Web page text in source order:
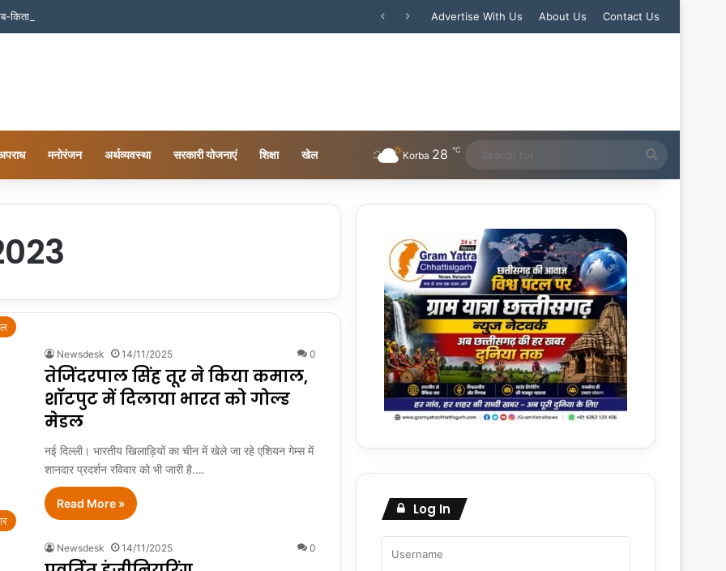
किताब पर ₹51 करोड़ का सवाल! Advertise With Us About Us Contact Us
मनोरंजन अर्थव्यवस्था सरकारी योजनाएं शिक्षा खेल Korba 28 ℃
for
Newsdesk 14/11/2025 0
तेजिंदरपाल सिंह तूर ने किया कमाल,
शॉटपुट में दिलाया भारत को गोल्ड
मेडल
नई दिल्ली। भारतीय खिलाड़ियों का चीन में खेले जा रहे एशियन गेम्स में
शानदार प्रदर्शन रविवार को भी जारी है.…
Read More »
Newsdesk 14/11/2025 0
Log In